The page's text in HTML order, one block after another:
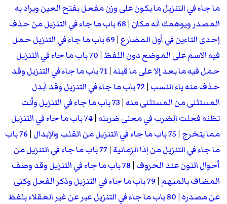
ما جاء في التنزيل ما يكون على وزن مفعل بفتح العين ويراد به
المصدر ويوهمك أنه مكان |
68 باب ما جاء في التنزيل من حذف
إحدى التاءين في أول المضارع |
69 باب ما جاء في التنزيل حمل
فيه الاسم على الموضع دون اللفظ |
70 باب ما جاء في التنزيل
حمل فيه ما بعد إلا على ما قبله |
71 باب ما جاء في التنزيل وقد
حذف منه ياء النسب |
72 باب ما جاء في التنزيل وقد أبدل
المستثنى من المستثنى منه |
73 باب ما جاء في التنزيل وأنت
تظنه فعلت الضرب في معنى ضربته |
74 باب ما جاء في التنزيل
مما يتخرج |75 باب ما جاء في التنزيل من القلب والإبدال |
76 باب
ما جاء في التنزيل من إذا الزمانية |
77 باب ما جاء في التنزيل من
أحوال النون عند الحروف |
78 باب ما جاء في التنزيل وقد وصف
المضاف بالمبهم |
79 باب ما جاء في التنزيل وذكر الفعل وكنى
عن مصدره | 80 باب ما جاء في التنزيل عبر عن غير العقلاء بلفظ